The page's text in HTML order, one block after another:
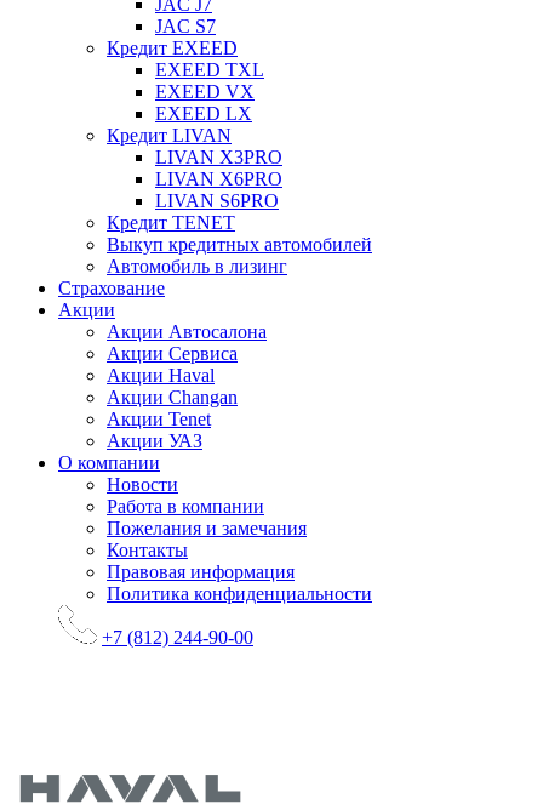
JAC J7
JAC S7
Кредит EXEED
EXEED TXL
EXEED VX
EXEED LX
Кредит LIVAN
LIVAN X3PRO
LIVAN X6PRO
LIVAN S6PRO
Кредит TENET
Выкуп кредитных автомобилей
Автомобиль в лизинг
Страхование
Акции
Акции Автосалона
Акции Сервиса
Акции Haval
Акции Changan
Акции Tenet
Акции УАЗ
О компании
Новости
Работа в компании
Пожелания и замечания
Контакты
Правовая информация
Политика конфиденциальности
+7 (812) 244-90-00